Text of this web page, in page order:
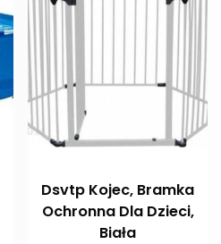
Dsvtp Kojec, Bramka
Ochronna Dla Dzieci,
Biała